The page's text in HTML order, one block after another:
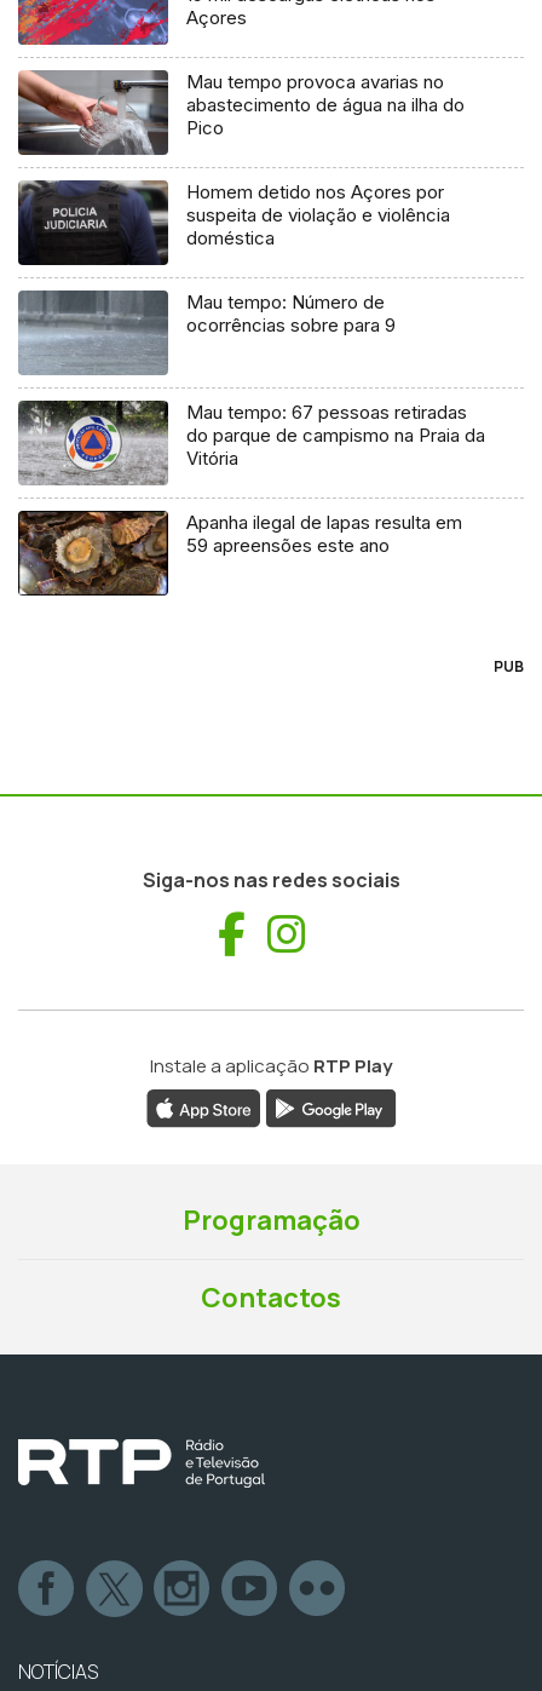
Açores
Mau tempo provoca avarias no
abastecimento de água na ilha do
Pico
Homem detido nos Açores por
suspeita de violação e violência
doméstica
Mau tempo: Número de
ocorrências sobre para 9
Mau tempo: 67 pessoas retiradas
do parque de campismo na Praia da
Vitória
Apanha ilegal de lapas resulta em
59 apreensões este ano
PUB
Siga-nos nas redes sociais
Facebook
Instale a aplicação RTP Play
Programação
Contactos
NOTÍCIAS